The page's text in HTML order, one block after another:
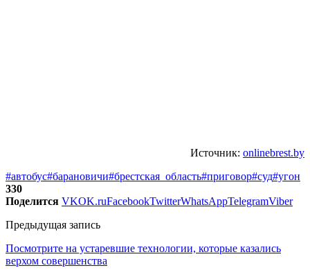
Источник: onlinebrest.by
#автобус#барановичи#брестская_область#приговор#суд#угон
330
Поделится VKOK.ruFacebookTwitterWhatsAppTelegramViber
Предыдущая запись
Посмотрите на устаревшие технологии, которые казались
верхом совершенства